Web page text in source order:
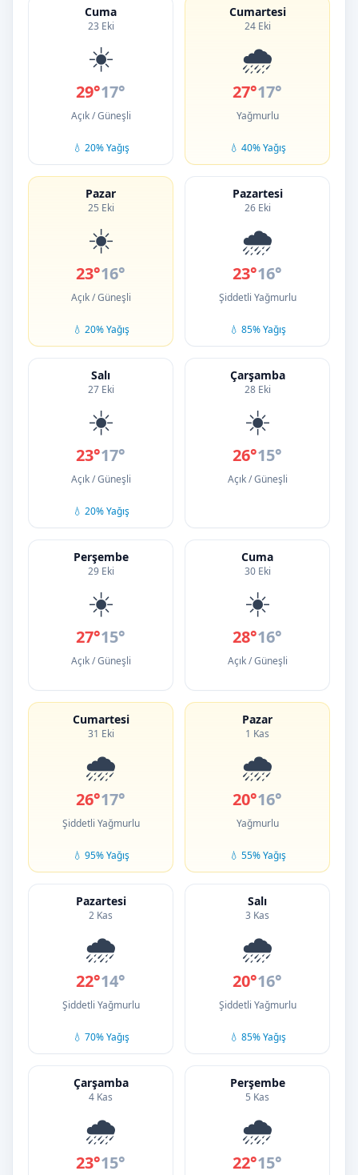
Cuma
23 Eki
☀️
29°17°
Açık / Güneşli
💧 20% Yağış
Cumartesi
24 Eki
🌧️
27°17°
Yağmurlu
💧 40% Yağış
Pazar
25 Eki
☀️
23°16°
Açık / Güneşli
💧 20% Yağış
Pazartesi
26 Eki
🌧️
23°16°
Şiddetli Yağmurlu
💧 85% Yağış
Salı
27 Eki
☀️
23°17°
Açık / Güneşli
💧 20% Yağış
Çarşamba
28 Eki
☀️
26°15°
Açık / Güneşli
Perşembe
29 Eki
☀️
27°15°
Açık / Güneşli
Cuma
30 Eki
☀️
28°16°
Açık / Güneşli
Cumartesi
31 Eki
🌧️
26°17°
Şiddetli Yağmurlu
💧 95% Yağış
Pazar
1 Kas
🌧️
20°16°
Yağmurlu
💧 55% Yağış
Pazartesi
2 Kas
🌧️
22°14°
Şiddetli Yağmurlu
💧 70% Yağış
Salı
3 Kas
🌧️
20°16°
Şiddetli Yağmurlu
💧 85% Yağış
Çarşamba
4 Kas
🌧️
23°15°
Perşembe
5 Kas
🌧️
22°15°